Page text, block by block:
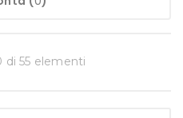
di 55 elementi